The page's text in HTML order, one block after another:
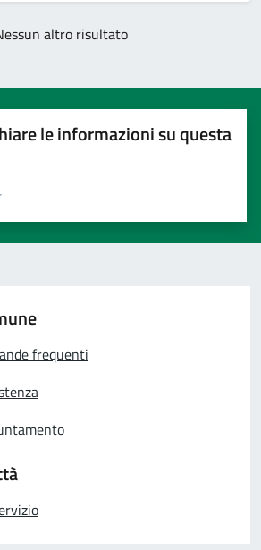
altro risultato
le informazioni su questa
5 stelle su 5
stelle su 5
su 5
5
frequenti